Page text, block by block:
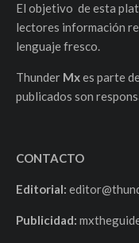
El objetivo de esta
lectores información
lenguaje fresco.
Thunder Mxes parte
publicados son
CONTACTO
Editorial:
Publicidad: